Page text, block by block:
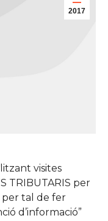
2017
visites
TRIBUTARIS per
per tal de fer
d’informació”